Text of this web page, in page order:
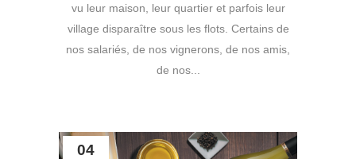
vu leur maison, leur quartier et parfois leur
village disparaître sous les flots. Certains de
nos salariés, de nos vignerons, de nos amis,
de nos...
04